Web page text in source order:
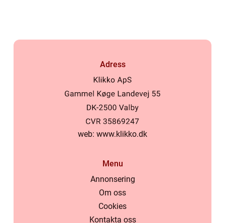
Adress
web: www.klikko.dk
Menu
Annonsering
Om oss
Cookies
Kontakta oss